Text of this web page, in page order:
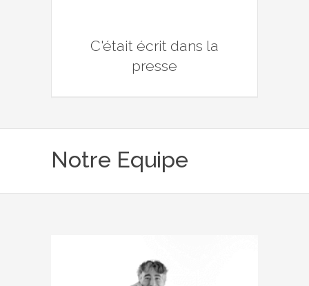
C'était écrit dans la
presse
Notre Equipe